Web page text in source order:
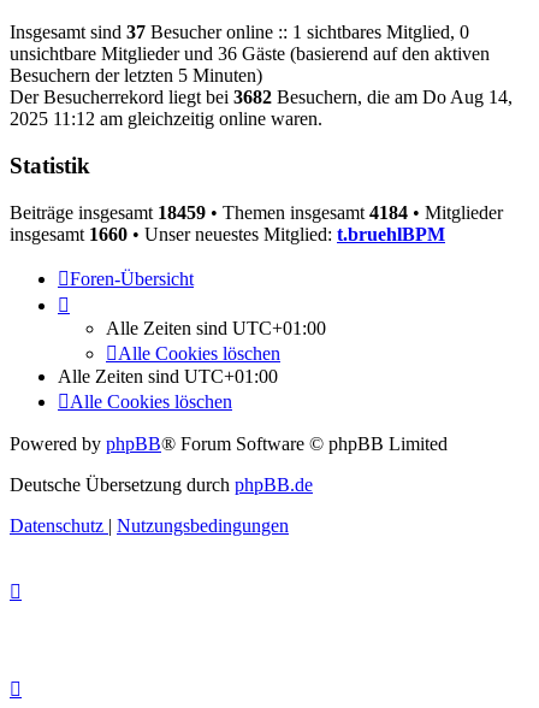
Insgesamt sind 37 Besucher online :: 1 sichtbares Mitglied, 0
unsichtbare Mitglieder und 36 Gäste (basierend auf den aktiven
Besuchern der letzten 5 Minuten)
Der Besucherrekord liegt bei 3682 Besuchern, die am Do Aug 14,
2025 11:12 am gleichzeitig online waren.
Statistik
Beiträge insgesamt 18459 • Themen insgesamt 4184 • Mitglieder
insgesamt 1660 • Unser neuestes Mitglied: t.bruehlBPM
Foren-Übersicht
Alle Zeiten sind UTC+01:00
Alle Cookies löschen
Alle Zeiten sind UTC+01:00
Alle Cookies löschen
Powered by phpBB® Forum Software © phpBB Limited
Deutsche Übersetzung durch phpBB.de
Datenschutz | Nutzungsbedingungen